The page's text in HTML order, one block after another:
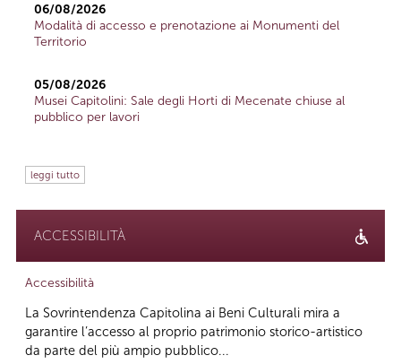
06/08/2026
Modalità di accesso e prenotazione ai Monumenti del
Territorio
05/08/2026
Musei Capitolini: Sale degli Horti di Mecenate chiuse al
pubblico per lavori
leggi tutto
ACCESSIBILITÀ
Accessibilità
La Sovrintendenza Capitolina ai Beni Culturali mira a
garantire l’accesso al proprio patrimonio storico-artistico
da parte del più ampio pubblico...